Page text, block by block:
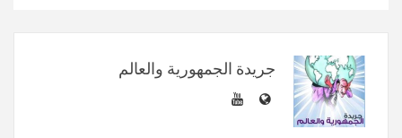
جريدة الجمهورية والعالم